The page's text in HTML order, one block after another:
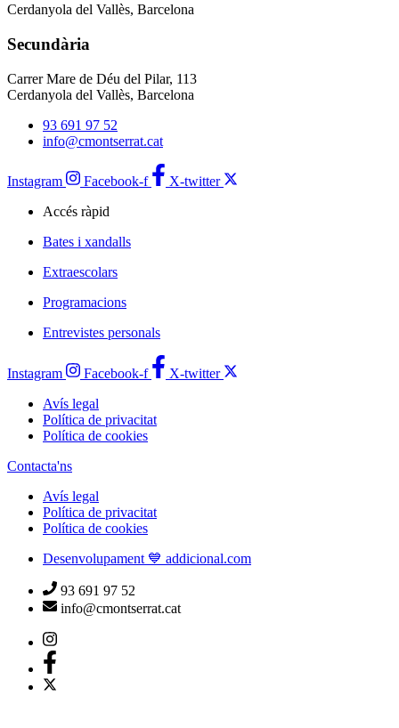
Cerdanyola del Vallès, Barcelona
Secundària
Carrer Mare de Déu del Pilar, 113
Cerdanyola del Vallès, Barcelona
93 691 97 52
info@cmontserrat.cat
Instagram Facebook-f
X-twitter
Accés ràpid
Bates i xandalls
Extraescolars
Programacions
Entrevistes personals
Instagram Facebook-f
X-twitter
Avís legal
Política de privacitat
Política de cookies
Contacta'ns
Avís legal
Política de privacitat
Política de cookies
Desenvolupament 💙 addicional.com
93 691 97 52
info@cmontserrat.cat